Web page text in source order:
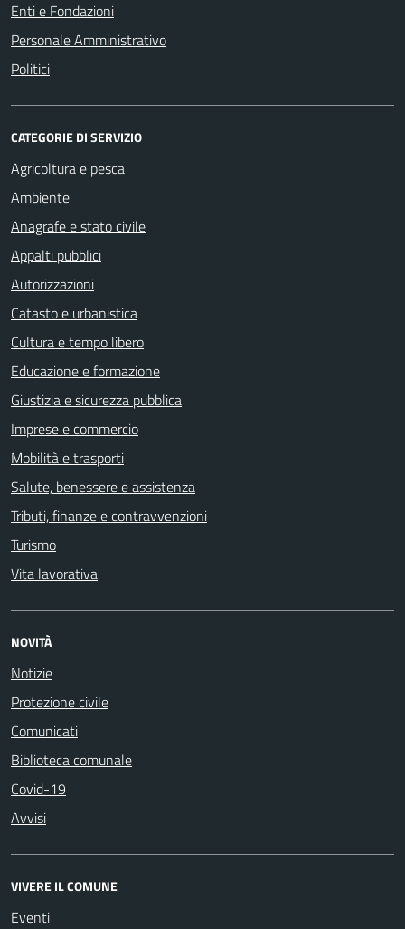
Enti e Fondazioni
Personale Amministrativo
Politici
CATEGORIE DI SERVIZIO
Agricoltura e pesca
Ambiente
Anagrafe e stato civile
Appalti pubblici
Autorizzazioni
Catasto e urbanistica
Cultura e tempo libero
Educazione e formazione
Giustizia e sicurezza pubblica
Imprese e commercio
Mobilità e trasporti
Salute, benessere e assistenza
Tributi, finanze e contravvenzioni
Turismo
Vita lavorativa
NOVITÀ
Notizie
Protezione civile
Comunicati
Biblioteca comunale
Covid-19
Avvisi
VIVERE IL COMUNE
Eventi